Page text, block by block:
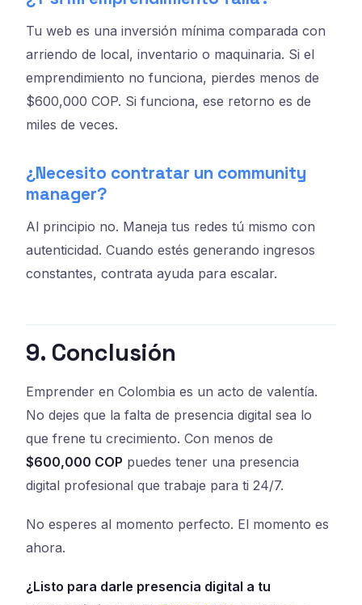
Tu web es una inversión mínima comparada con
arriendo de local, inventario o maquinaria. Si el
emprendimiento no funciona, pierdes menos de
$600,000 COP. Si funciona, ese retorno es de
miles de veces.
¿Necesito contratar un community
manager?
Al principio no. Maneja tus redes tú mismo con
autenticidad. Cuando estés generando ingresos
constantes, contrata ayuda para escalar.
9. Conclusión
Emprender en Colombia es un acto de valentía.
No dejes que la falta de presencia digital sea lo
que frene tu crecimiento. Con menos de
$600,000 COP puedes tener una presencia
digital profesional que trabaje para ti 24/7.
No esperes al momento perfecto. El momento es
ahora.
¿Listo para darle presencia digital a tu